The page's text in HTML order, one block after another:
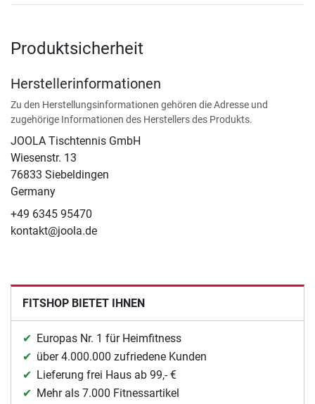
Produktsicherheit
Herstellerinformationen
Zu den Herstellungsinformationen gehören die Adresse und
zugehörige Informationen des Herstellers des Produkts.
JOOLA Tischtennis GmbH
Wiesenstr. 13
76833 Siebeldingen
Germany
+49 6345 95470
kontakt@joola.de
FITSHOP BIETET IHNEN
Europas Nr. 1 für Heimfitness
über 4.000.000 zufriedene Kunden
Lieferung frei Haus ab 99,- €
Mehr als 7.000 Fitnessartikel